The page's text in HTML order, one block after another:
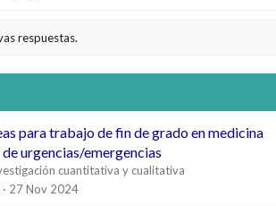
respuestas.
para trabajo de fin de grado en medicina
urgencias/emergencias
cuantitativa y cualitativa
27 Nov 2024